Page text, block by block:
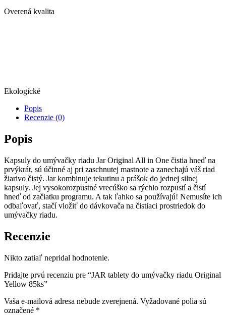
Overená kvalita
Ekologické
Popis
Recenzie (0)
Popis
Kapsuly do umývačky riadu Jar Original All in One čistia hneď na
prvýkrát, sú účinné aj pri zaschnutej mastnote a zanechajú váš riad
žiarivo čistý. Jar kombinuje tekutinu a prášok do jednej silnej
kapsuly. Jej vysokorozpustné vrecúško sa rýchlo rozpustí a čistí
hneď od začiatku programu. A tak ľahko sa používajú! Nemusíte ich
odbaľovať, stačí vložiť do dávkovača na čistiaci prostriedok do
umývačky riadu.
Recenzie
Nikto zatiaľ nepridal hodnotenie.
Pridajte prvú recenziu pre “JAR tablety do umývačky riadu Original
Yellow 85ks”
Vaša e-mailová adresa nebude zverejnená. Vyžadované polia sú
označené *